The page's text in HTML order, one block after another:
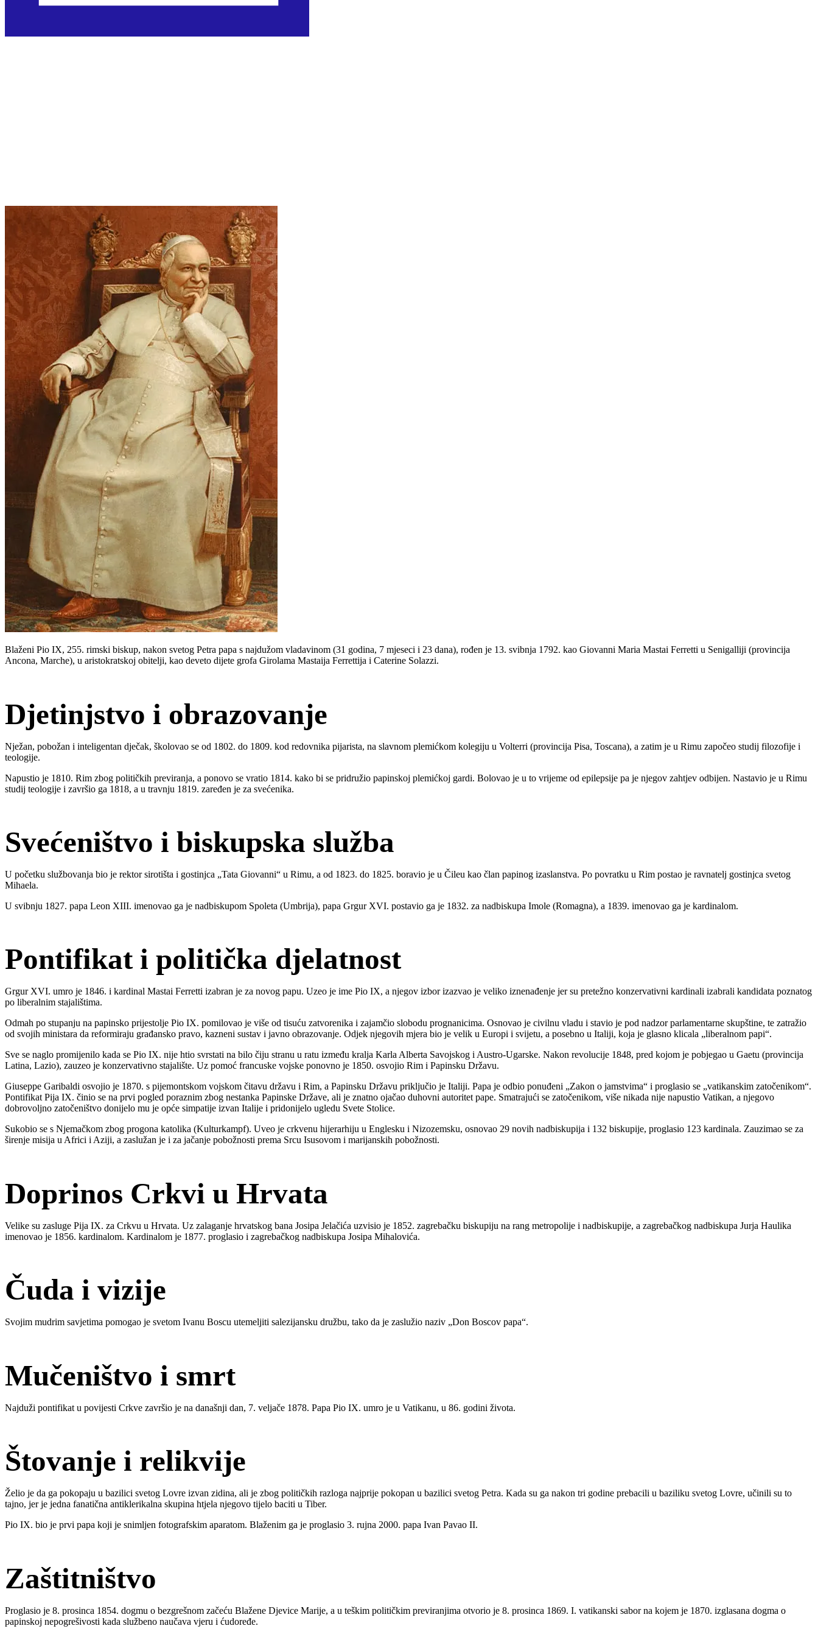
Blaženi Pio IX, 255. rimski biskup, nakon svetog Petra papa s najdužom vladavinom (31 godina, 7 mjeseci i 23 dana), rođen je 13. svibnja 1792. kao Giovanni Maria Mastai Ferretti u Senigalliji (provincija
Ancona, Marche), u aristokratskoj obitelji, kao deveto dijete grofa Girolama Mastaija Ferrettija i Caterine Solazzi.
Djetinjstvo i obrazovanje
Nježan, pobožan i inteligentan dječak, školovao se od 1802. do 1809. kod redovnika pijarista, na slavnom plemićkom kolegiju u Volterri (provincija Pisa, Toscana), a zatim je u Rimu započeo studij filozofije i
teologije.
Napustio je 1810. Rim zbog političkih previranja, a ponovo se vratio 1814. kako bi se pridružio papinskoj plemićkoj gardi. Bolovao je u to vrijeme od epilepsije pa je njegov zahtjev odbijen. Nastavio je u Rimu
studij teologije i završio ga 1818, a u travnju 1819. zaređen je za svećenika.
Svećeništvo i biskupska služba
U početku službovanja bio je rektor sirotišta i gostinjca „Tata Giovanni“ u Rimu, a od 1823. do 1825. boravio je u Čileu kao član papinog izaslanstva. Po povratku u Rim postao je ravnatelj gostinjca svetog
Mihaela.
U svibnju 1827. papa Leon XIII. imenovao ga je nadbiskupom Spoleta (Umbrija), papa Grgur XVI. postavio ga je 1832. za nadbiskupa Imole (Romagna), a 1839. imenovao ga je kardinalom.
Pontifikat i politička djelatnost
Grgur XVI. umro je 1846. i kardinal Mastai Ferretti izabran je za novog papu. Uzeo je ime Pio IX, a njegov izbor izazvao je veliko iznenađenje jer su pretežno konzervativni kardinali izabrali kandidata poznatog
po liberalnim stajalištima.
Odmah po stupanju na papinsko prijestolje Pio IX. pomilovao je više od tisuću zatvorenika i zajamčio slobodu prognanicima. Osnovao je civilnu vladu i stavio je pod nadzor parlamentarne skupštine, te zatražio
od svojih ministara da reformiraju građansko pravo, kazneni sustav i javno obrazovanje. Odjek njegovih mjera bio je velik u Europi i svijetu, a posebno u Italiji, koja je glasno klicala „liberalnom papi“.
Sve se naglo promijenilo kada se Pio IX. nije htio svrstati na bilo čiju stranu u ratu između kralja Karla Alberta Savojskog i Austro-Ugarske. Nakon revolucije 1848, pred kojom je pobjegao u Gaetu (provincija
Latina, Lazio), zauzeo je konzervativno stajalište. Uz pomoć francuske vojske ponovno je 1850. osvojio Rim i Papinsku Državu.
Giuseppe Garibaldi osvojio je 1870. s pijemontskom vojskom čitavu državu i Rim, a Papinsku Državu priključio je Italiji. Papa je odbio ponuđeni „Zakon o jamstvima“ i proglasio se „vatikanskim zatočenikom“.
Pontifikat Pija IX. činio se na prvi pogled poraznim zbog nestanka Papinske Države, ali je znatno ojačao duhovni autoritet pape. Smatrajući se zatočenikom, više nikada nije napustio Vatikan, a njegovo
dobrovoljno zatočeništvo donijelo mu je opće simpatije izvan Italije i pridonijelo ugledu Svete Stolice.
Sukobio se s Njemačkom zbog progona katolika (Kulturkampf). Uveo je crkvenu hijerarhiju u Englesku i Nizozemsku, osnovao 29 novih nadbiskupija i 132 biskupije, proglasio 123 kardinala. Zauzimao se za
širenje misija u Africi i Aziji, a zaslužan je i za jačanje pobožnosti prema Srcu Isusovom i marijanskih pobožnosti.
Doprinos Crkvi u Hrvata
Velike su zasluge Pija IX. za Crkvu u Hrvata. Uz zalaganje hrvatskog bana Josipa Jelačića uzvisio je 1852. zagrebačku biskupiju na rang metropolije i nadbiskupije, a zagrebačkog nadbiskupa Jurja Haulika
imenovao je 1856. kardinalom. Kardinalom je 1877. proglasio i zagrebačkog nadbiskupa Josipa Mihalovića.
Čuda i vizije
Svojim mudrim savjetima pomogao je svetom Ivanu Boscu utemeljiti salezijansku družbu, tako da je zaslužio naziv „Don Boscov papa“.
Mučeništvo i smrt
Najduži pontifikat u povijesti Crkve završio je na današnji dan, 7. veljače 1878. Papa Pio IX. umro je u Vatikanu, u 86. godini života.
Štovanje i relikvije
Želio je da ga pokopaju u bazilici svetog Lovre izvan zidina, ali je zbog političkih razloga najprije pokopan u bazilici svetog Petra. Kada su ga nakon tri godine prebacili u baziliku svetog Lovre, učinili su to
tajno, jer je jedna fanatična antiklerikalna skupina htjela njegovo tijelo baciti u Tiber.
Pio IX. bio je prvi papa koji je snimljen fotografskim aparatom. Blaženim ga je proglasio 3. rujna 2000. papa Ivan Pavao II.
Zaštitništvo
Proglasio je 8. prosinca 1854. dogmu o bezgrešnom začeću Blažene Djevice Marije, a u teškim političkim previranjima otvorio je 8. prosinca 1869. I. vatikanski sabor na kojem je 1870. izglasana dogma o
papinskoj nepogrešivosti kada službeno naučava vjeru i ćudoređe.